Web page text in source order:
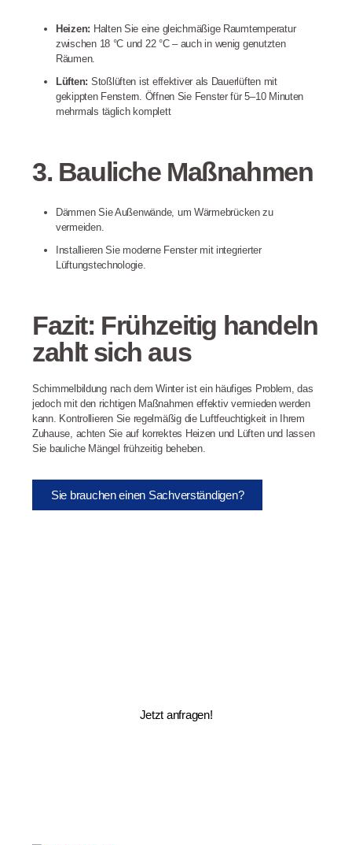
Heizen: Halten Sie eine gleichmäßige Raumtemperatur
zwischen 18 °C und 22 °C – auch in wenig genutzten
Räumen.
Lüften: Stoßlüften ist effektiver als Dauerlüften mit
gekippten Fenstern. Öffnen Sie Fenster für 5–10 Minuten
mehrmals täglich komplett
3. Bauliche Maßnahmen
Dämmen Sie Außenwände, um Wärmebrücken zu
vermeiden.
Installieren Sie moderne Fenster mit integrierter
Lüftungstechnologie.
Fazit: Frühzeitig handeln
zahlt sich aus
Schimmelbildung nach dem Winter ist ein häufiges Problem, das
jedoch mit den richtigen Maßnahmen effektiv vermieden werden
kann. Kontrollieren Sie regelmäßig die Luftfeuchtigkeit in Ihrem
Zuhause, achten Sie auf korrektes Heizen und Lüften und lassen
Sie bauliche Mängel frühzeitig beheben.
Sie brauchen einen Sachverständigen?
Jetzt anfragen!